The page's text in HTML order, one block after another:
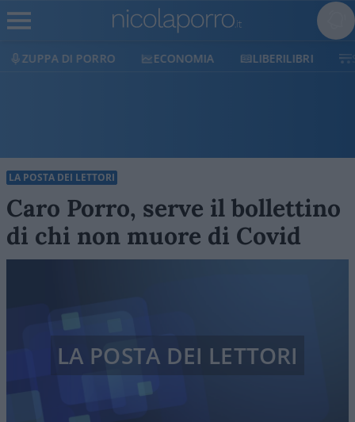
DI PORRO ECONOMIA LIBERILIBRI
LA POSTA DEI LETTORI
Caro Porro, serve il bollettino
di chi non muore di Covid
LA POSTA DEI LETTORI